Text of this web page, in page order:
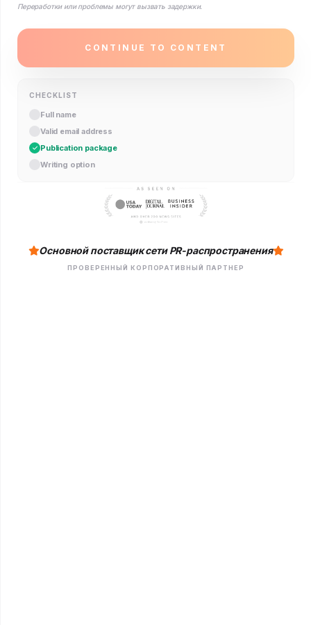
Переработки или проблемы могут вызвать задержки.
CONTINUE TO CONTENT
CHECKLIST
Full name
Valid email address
Publication package
Writing option
Основной поставщик сети PR-распространения
ПРОВЕРЕННЫЙ КОРПОРАТИВНЫЙ ПАРТНЕР